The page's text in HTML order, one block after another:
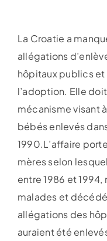
La Croatie a
allégations
hôpitaux publics
l’adoption. Elle
mécanisme visant
bébés enlevés
1990.L’affaire
mères selon
entre 1986 et
malades et
allégations des
auraient été